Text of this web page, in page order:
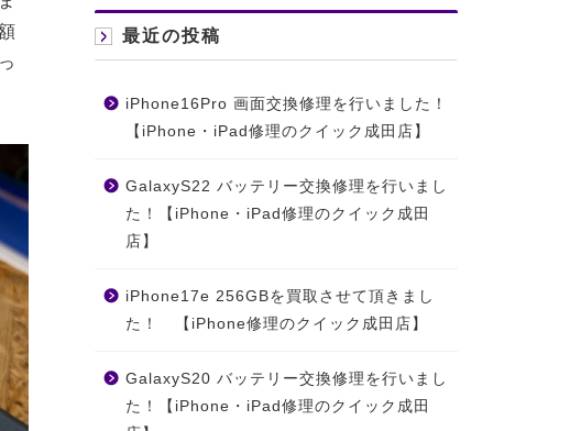
最近の投稿
iPhone16Pro 画面交換修理を行いました！
【iPhone・iPad修理のクイック成田店】
GalaxyS22 バッテリー交換修理を行いまし
た！【iPhone・iPad修理のクイック成田
店】
iPhone17e 256GBを買取させて頂きまし
た！ 【iPhone修理のクイック成田店】
GalaxyS20 バッテリー交換修理を行いまし
た！【iPhone・iPad修理のクイック成田